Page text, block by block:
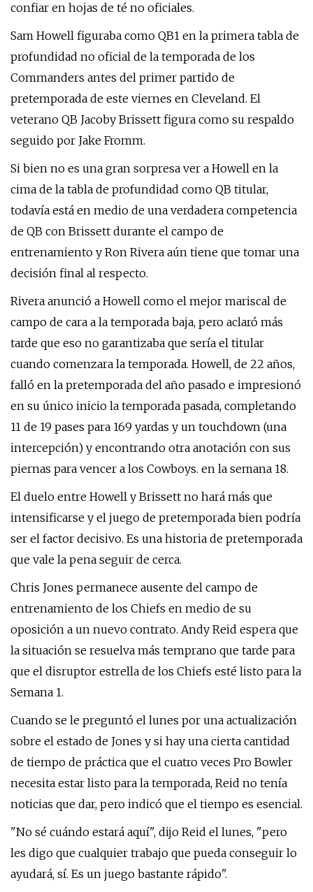
confiar en hojas de té no oficiales.
Sam Howell figuraba como QB1 en la primera tabla de
profundidad no oficial de la temporada de los
Commanders antes del primer partido de
pretemporada de este viernes en Cleveland. El
veterano QB Jacoby Brissett figura como su respaldo
seguido por Jake Fromm.
Si bien no es una gran sorpresa ver a Howell en la
cima de la tabla de profundidad como QB titular,
todavía está en medio de una verdadera competencia
de QB con Brissett durante el campo de
entrenamiento y Ron Rivera aún tiene que tomar una
decisión final al respecto.
Rivera anunció a Howell como el mejor mariscal de
campo de cara a la temporada baja, pero aclaró más
tarde que eso no garantizaba que sería el titular
cuando comenzara la temporada. Howell, de 22 años,
falló en la pretemporada del año pasado e impresionó
en su único inicio la temporada pasada, completando
11 de 19 pases para 169 yardas y un touchdown (una
intercepción) y encontrando otra anotación con sus
piernas para vencer a los Cowboys. en la semana 18.
El duelo entre Howell y Brissett no hará más que
intensificarse y el juego de pretemporada bien podría
ser el factor decisivo. Es una historia de pretemporada
que vale la pena seguir de cerca.
Chris Jones permanece ausente del campo de
entrenamiento de los Chiefs en medio de su
oposición a un nuevo contrato. Andy Reid espera que
la situación se resuelva más temprano que tarde para
que el disruptor estrella de los Chiefs esté listo para la
Semana 1.
Cuando se le preguntó el lunes por una actualización
sobre el estado de Jones y si hay una cierta cantidad
de tiempo de práctica que el cuatro veces Pro Bowler
necesita estar listo para la temporada, Reid no tenía
noticias que dar, pero indicó que el tiempo es esencial.
"No sé cuándo estará aquí", dijo Reid el lunes, "pero
les digo que cualquier trabajo que pueda conseguir lo
ayudará, sí. Es un juego bastante rápido".